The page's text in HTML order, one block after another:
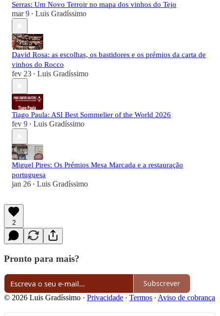
Serras: Um Novo Terroir no mapa dos vinhos do Tejo
mar 9 • Luis Gradíssimo
David Rosa: as escolhas, os bastidores e os prémios da carta de
vinhos do Rocco
fev 23 • Luis Gradíssimo
Tiago Paula: ASI Best Sommelier of the World 2026
fev 9 • Luis Gradíssimo
Miguel Pires: Os Prémios Mesa Marcada e a restauração
portuguesa
jan 26 • Luis Gradíssimo
2
Pronto para mais?
Subscrever
© 2026 Luis Gradíssimo · Privacidade ∙ Termos ∙ Aviso de cobrança